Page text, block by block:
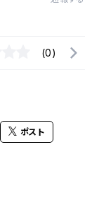
(0)
ポスト